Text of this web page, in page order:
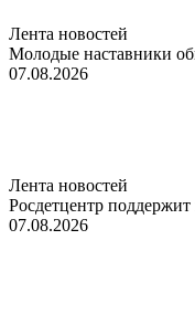
Лента новостей
Молодые наставники
07.08.2026
Лента новостей
Росдетцентр поддержит
07.08.2026